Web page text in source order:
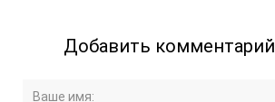
Добавить комментарий